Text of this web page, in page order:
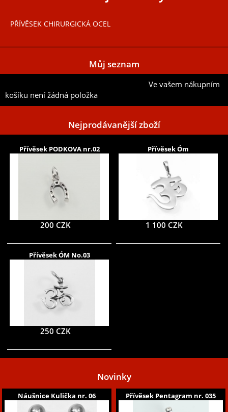
PŘÍVĚSEK CHIRURGICKÁ OCEL
Můj seznam
Ve vašem nákupním
košíku není žádná položka
Nejprodávanější zboží
Přívěsek PODKOVA nr.02
200 CZK
Přívěsek Óm
1 100 CZK
Přívěsek ÓM No.03
250 CZK
Novinky
Náušnice Kulička nr. 06 Přívěsek Pentagram nr. 035